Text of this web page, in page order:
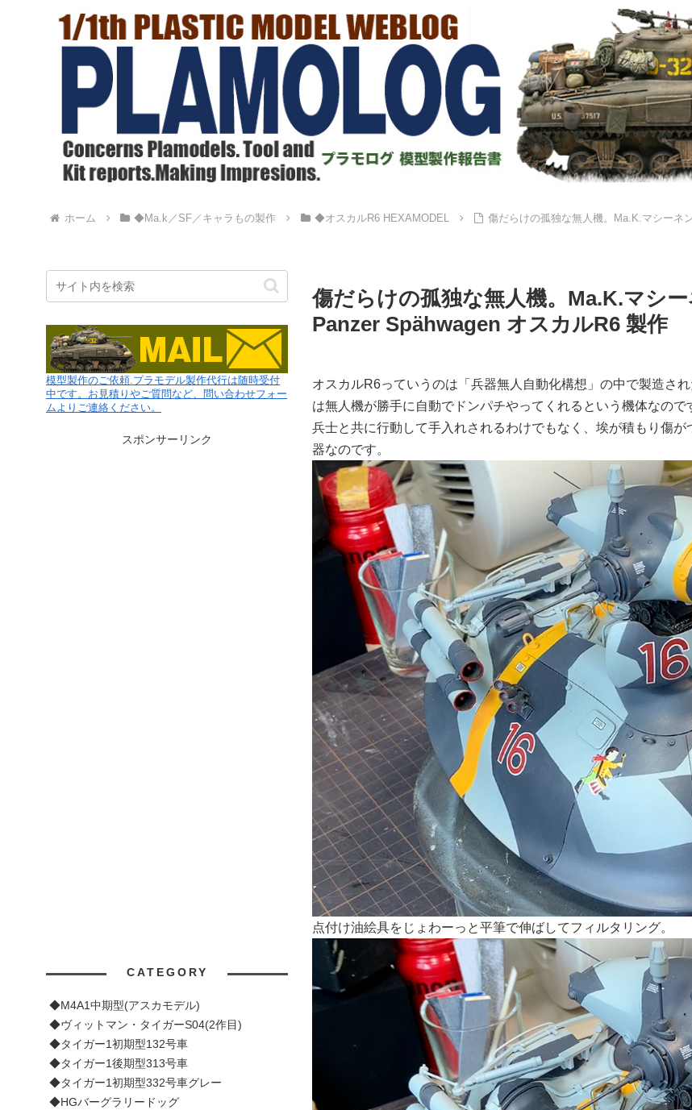
ホーム ◆Ma.k／SF／キャラもの製作 ◆オスカルR6 HEXAMODEL 傷だらけの孤独な無人機。Ma.K.マシーネ
傷だらけの孤独な無人機。Ma.K.マシ
Panzer Spähwagen オスカルR6 製作
オスカルR6っていうのは「兵器無人自動化構想」の中で製造さ
は無人機が勝手に自動でドンパチやってくれるという機体なので
兵士と共に行動して手入れされるわけでもなく、埃が積もり傷
器なのです。
点付け油絵具をじょわーっと平筆で伸ばしてフィルタリング。
模型製作のご依頼.プラモデル製作代行は随時受付
中です。お見積りやご質問など、問い合わせフォー
ムよりご連絡ください。
スポンサーリンク
CATEGORY
◆M4A1中期型(アスカモデル)
◆ヴィットマン・タイガーS04(2作目)
◆タイガー1初期型132号車
◆タイガー1後期型313号車
◆タイガー1初期型332号車グレー
◆HGバーグラリードッグ